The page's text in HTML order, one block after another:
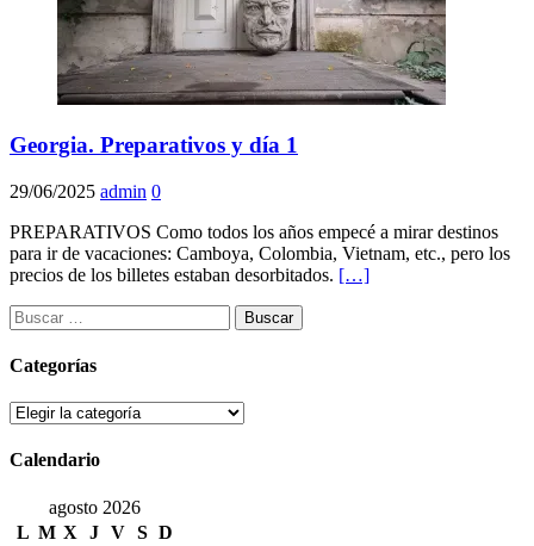
Georgia. Preparativos y día 1
29/06/2025 admin 0
PREPARATIVOS Como todos los años empecé a mirar destinos
para ir de vacaciones: Camboya, Colombia, Vietnam, etc., pero los
precios de los billetes estaban desorbitados. […]
Buscar:
Categorías
Categorías
Calendario
agosto 2026
L M X J V S D